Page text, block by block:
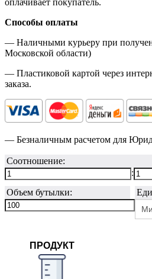
оплачивает покупатель.
Способы оплаты
— Наличными курьеру при
Московской области)
— Пластиковой картой через
заказа.
— Безналичным расчетом для
Соотношение:
:
Объем бутылки:
ПРОДУКТ